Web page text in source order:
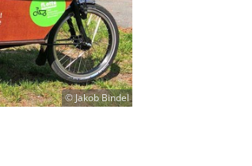
© Jakob Bindel